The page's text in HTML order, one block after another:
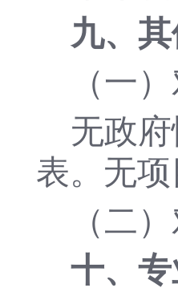
九、
（一
无政
表。 无
（二
十、